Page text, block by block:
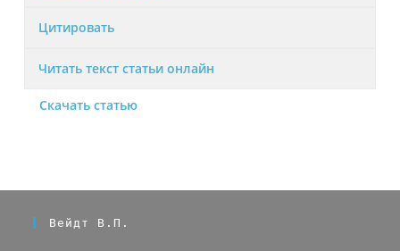
Цитировать
Читать текст статьи онлайн
Скачать статью
Вейдт В.П.